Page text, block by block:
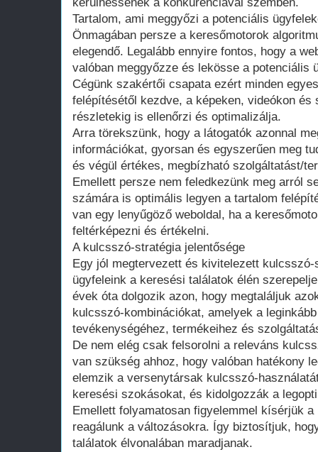
Tartalom, ami meggyőzi a potenciális
Önmagában persze a keresőmotorok
elegendő. Legalább ennyire fontos, hogy a
valóban meggyőzze és lekösse a potenciális
Cégünk szakértői csapata ezért minden
felépítésétől kezdve, a képeken, videókon és
részletekig is ellenőrzi és optimalizálja.
Arra törekszünk, hogy a látogatók azonnal
információkat, gyorsan és egyszerűen meg
és végül értékes, megbízható szolgáltatást/
Emellett persze nem feledkezünk meg arról
számára is optimális legyen a tartalom
van egy lenyűgöző weboldal, ha a
feltérképezni és értékelni.
A kulcsszó-stratégia jelentősége
Egy jól megtervezett és kivitelezett
ügyfeleink a keresési találatok élén
évek óta dolgozik azon, hogy megtaláljuk
kulcsszó-kombinációkat, amelyek a
tevékenységéhez, termékeihez és
De nem elég csak felsorolni a releváns
van szükség ahhoz, hogy valóban hatékony
elemzik a versenytársak kulcsszó-
keresési szokásokat, és kidolgozzák a
Emellett folyamatosan figyelemmel kísérjük
reagálunk a változásokra. Így biztosítjuk,
találatok élvonalában maradjanak.